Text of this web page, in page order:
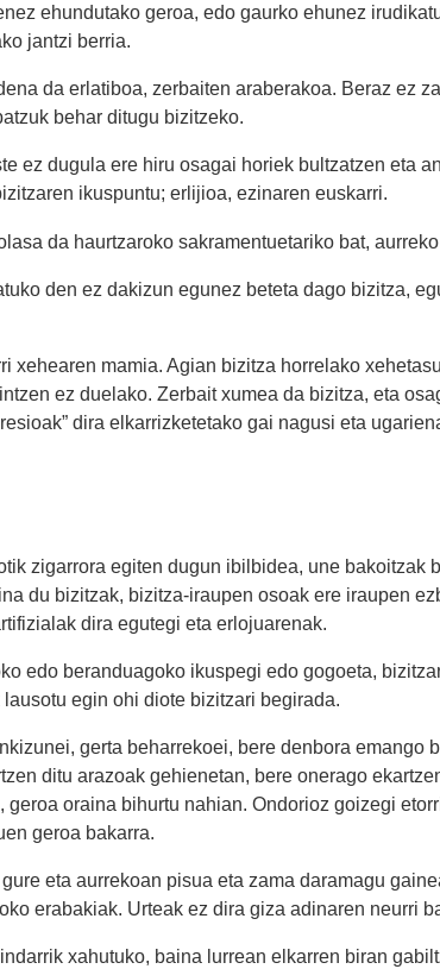
ehundutako geroa, edo gaurko ehunez
jantzi berria.
da erlatiboa, zerbaiten araberakoa. Beraz ez
behar ditugu bizitzeko.
ez dugula ere hiru osagai horiek bultzatzen eta
ikuspuntu; erlijioa, ezinaren euskarri.
da haurtzaroko sakramentuetariko bat,
den ez dakizun egunez beteta dago bizitza,
xehearen mamia. Agian bizitza horrelako
ez duelako. Zerbait xumea da bizitza, eta
dira elkarrizketetako gai nagusi eta
zigarrora egiten dugun ibilbidea, une bakoitzak
du bizitzak, bizitza-iraupen osoak ere iraupen
dira egutegi eta erlojuarenak.
edo beranduagoko ikuspegi edo gogoeta,
egin ohi diote bizitzari begirada.
gerta beharrekoei, bere denbora emango
ditu arazoak gehienetan, bere onerago
geroa oraina bihurtu nahian. Ondorioz goizegi
geroa bakarra.
eta aurrekoan pisua eta zama daramagu
erabakiak. Urteak ez dira giza adinaren neurri
xahutuko, baina lurrean elkarren biran